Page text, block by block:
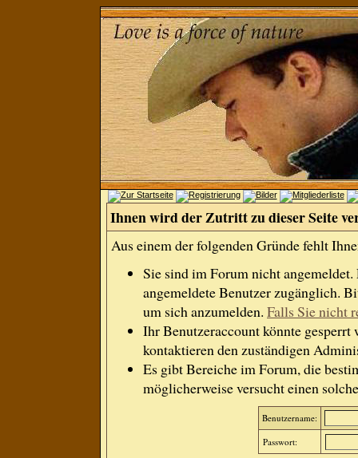
Ihnen wird der Zutritt zu dieser Seite
Aus einem der folgenden Gründe fehlt
Sie sind im Forum nicht
angemeldete Benutzer zugänglich.
um sich anzumelden. Falls Sie nicht
Ihr Benutzeraccount könnte gesperrt
kontaktieren den zuständigen
Es gibt Bereiche im Forum, die
möglicherweise versucht einen
Benutzername:
Passwort: